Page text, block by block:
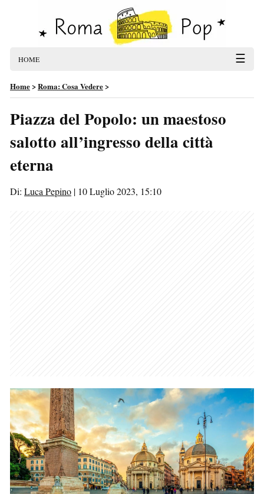
HOME ☰
Home>Roma: Cosa Vedere>
Piazza del Popolo: un maestoso
salotto all’ingresso della città
eterna
Di: Luca Pepino | 10 Luglio 2023, 15:10